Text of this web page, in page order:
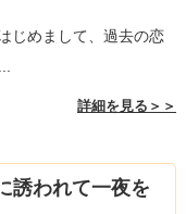
じめまして、過去の恋
詳細を見る＞＞
誘われて一夜を